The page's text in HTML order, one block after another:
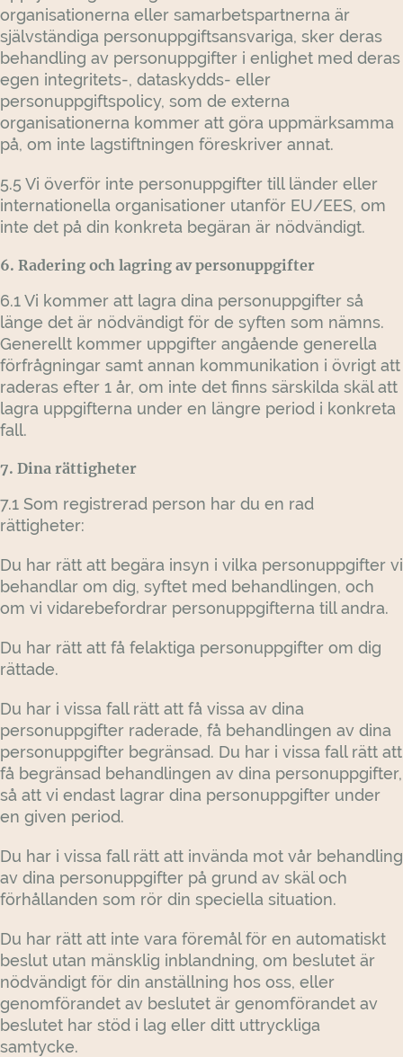
organisationerna eller samarbetspartnerna är
självständiga personuppgiftsansvariga, sker deras
behandling av personuppgifter i enlighet med deras
egen integritets-, dataskydds- eller
personuppgiftspolicy, som de externa
organisationerna kommer att göra uppmärksamma
på, om inte lagstiftningen föreskriver annat.
5.5 Vi överför inte personuppgifter till länder eller
internationella organisationer utanför EU/EES, om
inte det på din konkreta begäran är nödvändigt.
6. Radering och lagring av personuppgifter
6.1 Vi kommer att lagra dina personuppgifter så
länge det är nödvändigt för de syften som nämns.
Generellt kommer uppgifter angående generella
förfrågningar samt annan kommunikation i övrigt att
raderas efter 1 år, om inte det finns särskilda skäl att
lagra uppgifterna under en längre period i konkreta
fall.
7. Dina rättigheter
7.1 Som registrerad person har du en rad
rättigheter:
Du har rätt att begära insyn i vilka personuppgifter vi
behandlar om dig, syftet med behandlingen, och
om vi vidarebefordrar personuppgifterna till andra.
Du har rätt att få felaktiga personuppgifter om dig
rättade.
Du har i vissa fall rätt att få vissa av dina
personuppgifter raderade, få behandlingen av dina
personuppgifter begränsad. Du har i vissa fall rätt att
få begränsad behandlingen av dina personuppgifter,
så att vi endast lagrar dina personuppgifter under
en given period.
Du har i vissa fall rätt att invända mot vår behandling
av dina personuppgifter på grund av skäl och
förhållanden som rör din speciella situation.
Du har rätt att inte vara föremål för en automatiskt
beslut utan mänsklig inblandning, om beslutet är
nödvändigt för din anställning hos oss, eller
genomförandet av beslutet är genomförandet av
beslutet har stöd i lag eller ditt uttryckliga
samtycke.